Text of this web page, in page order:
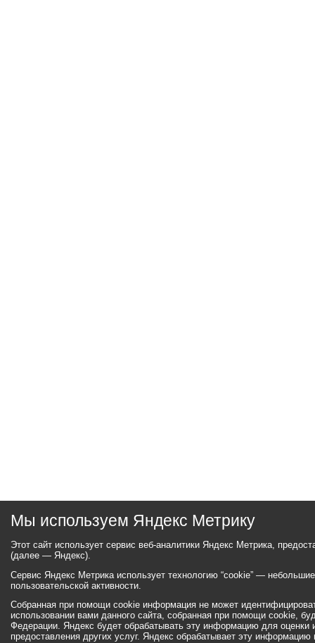
Мы используем Яндекс Метрику
Этот сайт использует сервис веб-аналитики Яндекс Метрика,
(далее — Яндекс).
Сервис Яндекс Метрика использует технологию “cookie” —
пользовательской активности.
Собранная при помощи cookie информация не может
использовании вами данного сайта, собранная при помощи cookie,
Федерации. Яндекс будет обрабатывать эту информацию для оценки
предоставления других услуг. Яндекс обрабатывает эту